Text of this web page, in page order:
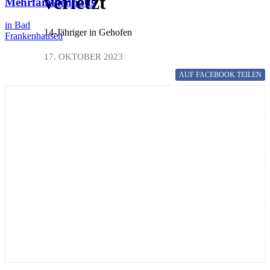
in Bad
Frankenhausen14-Jähriger in Gehofen
17. OKTOBER 2023
AUF FACEBOOK TEILEN